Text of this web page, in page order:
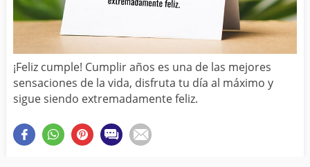
¡Feliz cumple! Cumplir años es una de las mejores
sensaciones de la vida, disfruta tu día al máximo y
sigue siendo extremadamente feliz.